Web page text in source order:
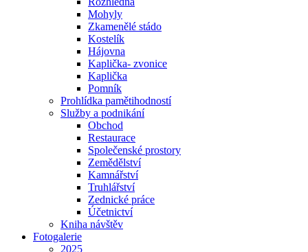
Mohyly
Zkamenělé stádo
Kostelík
Hájovna
Kaplička- zvonice
Kaplička
Pomník
Prohlídka pamětihodností
Služby a podnikání
Obchod
Restaurace
Společenské prostory
Zemědělství
Kamnářství
Truhlářství
Zednické práce
Účetnictví
Kniha návštěv
Fotogalerie
2025